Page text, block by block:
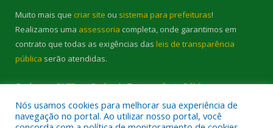
Muito mais que criar site ou sistema para prefeituras!
Realizamos uma assessoria completa, onde garantimos em
contrato que todas as exigências das leis de transparência
pública serão atendidas.
Conheça oPNTPe oRadar da Transparência Pública
Nós usamos cookies para melhorar sua experiência de
navegação no portal. Ao utilizar nosso portal, você